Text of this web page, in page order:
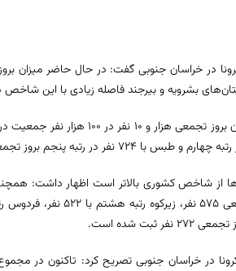
در خراسان جنوبی گفت: در حال حاضر میزان
بشرویه و بیرجند فاصله زیادی با این شاخص